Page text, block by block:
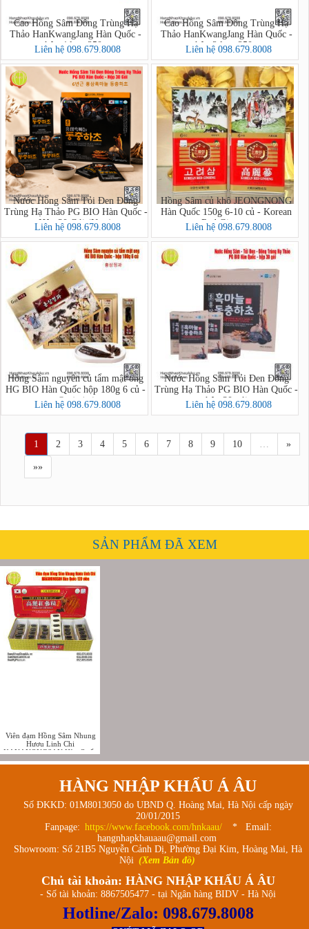
Cao Hồng Sâm Đông Trùng Hạ
Thảo HanKwangJang Hàn Quốc -
hộp 4 lọ x 250g
Liên hệ 098.679.8008
Cao Hồng Sâm Đông Trùng Hạ
Thảo HanKwangJang Hàn Quốc -
hộp 2 lọ x 250g
Liên hệ 098.679.8008
Nước Hồng Sâm Tỏi Đen Đông
Trùng Hạ Thảo PG BIO Hàn Quốc -
Hộp 30 Gói (New)
Liên hệ 098.679.8008
Hồng Sâm củ khô JEONGNONG
Hàn Quốc 150g 6-10 củ - Korean
Red Ginseng
Liên hệ 098.679.8008
Hồng Sâm nguyên củ tẩm mật ong
HG BIO Hàn Quốc hộp 180g 6 củ -
홍삼정과
Liên hệ 098.679.8008
Nước Hồng Sâm Tỏi Đen Đông
Trùng Hạ Thảo PG BIO Hàn Quốc -
hộp 30 gói
Liên hệ 098.679.8008
1 2 3 4 5 6 7 8 9 10 … »
»»
SẢN PHẨM ĐÃ XEM
Viên đạm Hồng Sâm Nhung
Hươu Linh Chi
KANANONGSAN Hàn Quốc
120 viên - Korean Red
HÀNG NHẬP KHẨU Á ÂU
Số ĐKKD: 01M8013050 do UBND Q. Hoàng Mai, Hà Nội cấp ngày
20/01/2015
Fanpage: https://www.facebook.com/hnkaau/
* Email:
hangnhapkhauaau@gmail.com
Showroom: Số 21B5 Nguyễn Cảnh Dị, Phường Đại Kim, Hoàng Mai, Hà
Nội (Xem Bản đồ)
Chủ tài khoản: HÀNG NHẬP KHẨU Á ÂU
- Số tài khoản: 8867505477 - tại Ngân hàng BIDV - Hà Nội
Hotline/Zalo: 098.679.8008